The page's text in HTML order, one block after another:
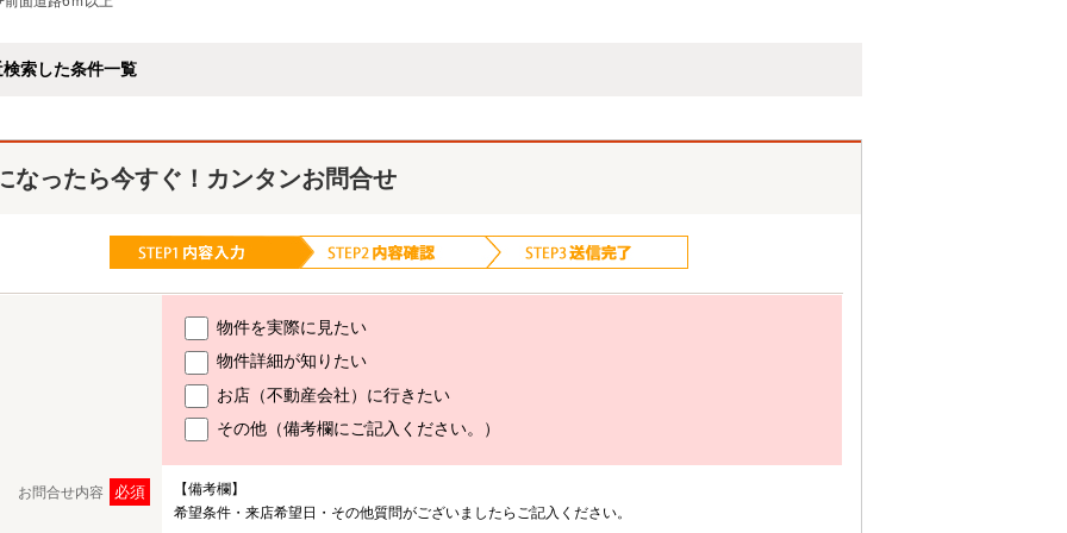
検索した条件一覧
なったら今すぐ！カンタンお問合せ
お問合せ内容 必須
物件を実際に見たい
物件詳細が知りたい
お店（不動産会社）に行きたい
その他（備考欄にご記入ください。）
【備考欄】
希望条件・来店希望日・その他質問がございましたらご記入ください。